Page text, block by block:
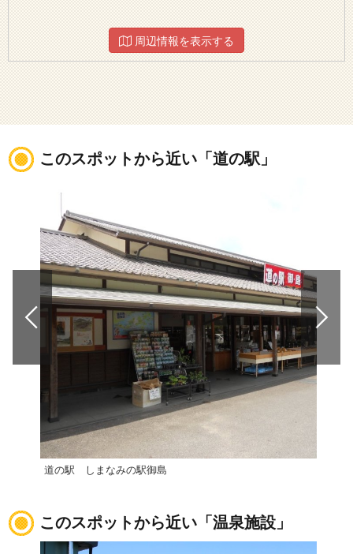
周辺情報を表示する
このスポットから近い「道の駅」
道の駅 しまなみの駅御島
このスポットから近い「温泉施設」